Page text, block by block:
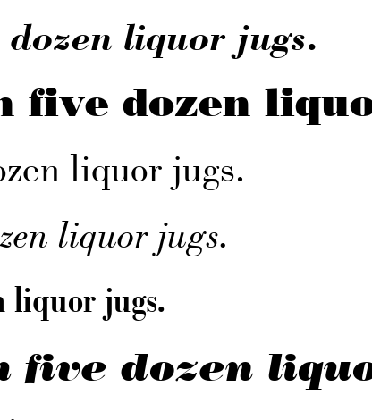
liquor jugs.
five dozen
liquor jugs.
liquor jugs.
liquor jugs.
five dozen